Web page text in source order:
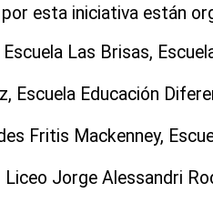
esta iniciativa están
Las Brisas,
Escuela Educación
Fritis Mackenney,
Liceo Jorge Alessandri